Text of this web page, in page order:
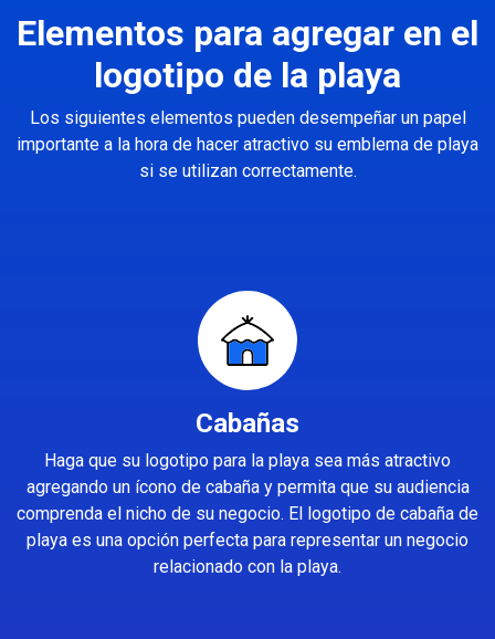
Elementos para agregar en el
logotipo de la playa
Los siguientes elementos pueden desempeñar un papel
importante a la hora de hacer atractivo su emblema de playa
si se utilizan correctamente.
Cabañas
Haga que su logotipo para la playa sea más atractivo
agregando un ícono de cabaña y permita que su audiencia
comprenda el nicho de su negocio. El logotipo de cabaña de
playa es una opción perfecta para representar un negocio
relacionado con la playa.